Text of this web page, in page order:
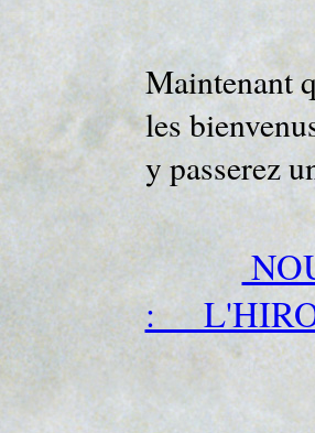
Maintenant
les
y passerez
: